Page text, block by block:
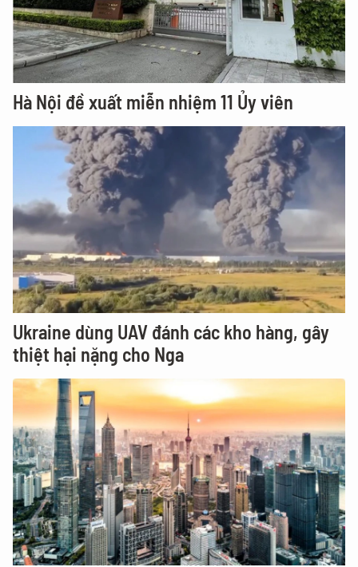
Hà Nội đề xuất miễn nhiệm 11 Ủy viên
Ukraine dùng UAV đánh các kho hàng, gây
thiệt hại nặng cho Nga